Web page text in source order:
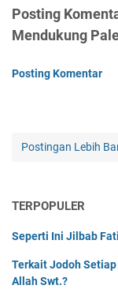
Posting
Mendukung
Posting Komentar
Postingan Lebih
TERPOPULER
Seperti Ini Jilbab
Terkait Jodoh
Allah Swt.?